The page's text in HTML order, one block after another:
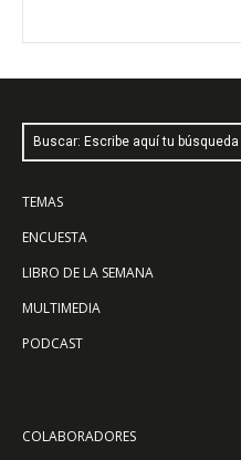
Buscar: Escribe aquí tu búsqueda
TEMAS
ENCUESTA
LIBRO DE LA SEMANA
MULTIMEDIA
PODCAST
COLABORADORES